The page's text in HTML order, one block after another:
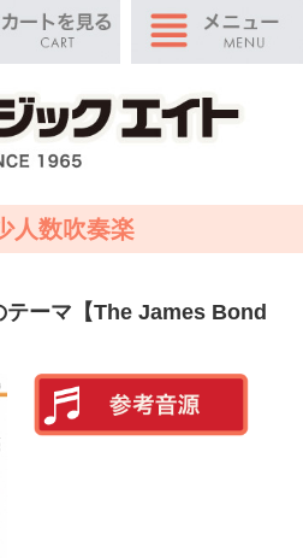
人数吹奏楽
テーマ【The James Bond